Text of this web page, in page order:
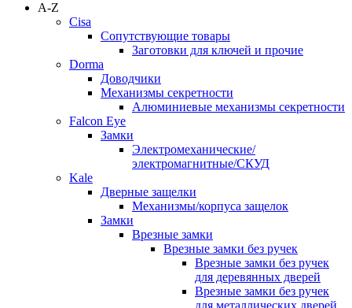
A-Z
Cisa
Сопутствующие товары
Заготовки для ключей и прочие
Dorma
Доводчики
Механизмы секретности
Алюминиевые механизмы секретности
Falcon Eye
Замки
Электромеханические/
электромагнитные/СКУД
Kale
Дверные защелки
Механизмы/корпуса защелок
Замки
Врезные замки
Врезные замки без ручек
Врезные замки без ручек
для деревянных дверей
Врезные замки без ручек